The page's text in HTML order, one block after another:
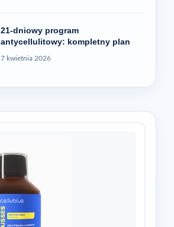
21-dniowy program
antycellulitowy: kompletny plan
7 kwietnia 2026